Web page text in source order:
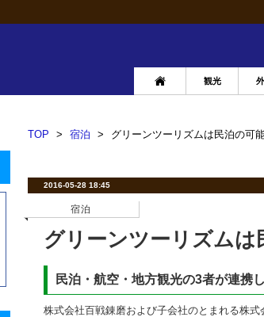
観光
TOP > 宿泊 > グリーンツーリズムは民泊の可
2016-05-28 18:45
宿泊
グリーンツーリズム
民泊・航空・地方観光の3者が連携
株式会社百戦錬磨および子会社のとまれる株